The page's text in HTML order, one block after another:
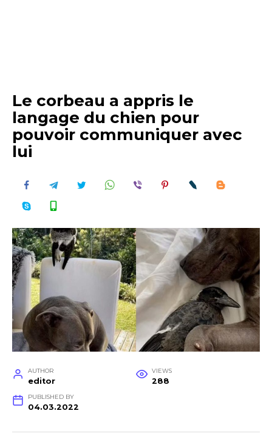
Le corbeau a appris le
langage du chien pour
pouvoir communiquer avec
lui
AUTHOR
editor
VIEWS
288
PUBLISHED BY
04.03.2022